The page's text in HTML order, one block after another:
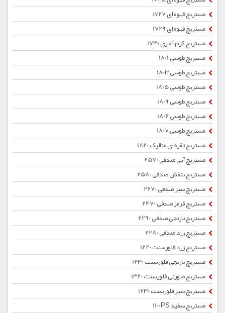
مستربچ قهوه ای 1727
مستربچ قهوه ای 1729
مستربچ کرم آجری 1731
مستربچ طوسی 1801
مستربچ طوسی 1803
مستربچ طوسی 1805
مستربچ طوسی 1809
مستربچ طوسی 1806
مستربچ طوسی 1807
مستربچ نقره ای متالیک 1820
مستربچ آبی صدفی 2570
مستربچ بنفش صدفی 2580
مستربچ سبز صدفی 2670
مستربچ قرمز صدفی 2470
مستربچ نارنجی صدفی 2290
مستربچ زرد صدفی 2280
مستربچ زرد فلورسنت 1220
مستربچ نارنجی فلورسنت 1230
مستربچ صورتی فلورسنت 1320
مستربچ سبز فلورسنت 1630
مستربچ سفید 1100PS